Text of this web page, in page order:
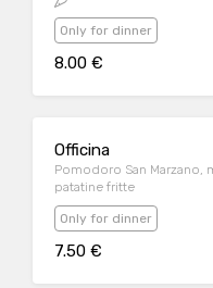
Only for dinner
8.00 €
Officina
Pomodoro San Marzano,
patatine fritte
Only for dinner
7.50 €